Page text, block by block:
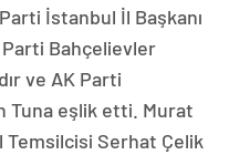
İstanbul İl Başkanı
Bahçelievler
ve AK Parti
Tuna eşlik etti. Murat
Temsilcisi Serhat Çelik